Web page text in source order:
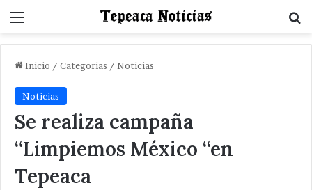
Menu
Inicio / Categorias / Noticias
Noticias
Se realiza campaña
“Limpiemos México “en
Tepeaca